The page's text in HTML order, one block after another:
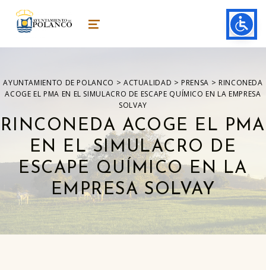
ayuntamiento de polanco
AYUNTAMIENTO DE POLANCO MENU
AYUNTAMIENTO DE POLANCO > ACTUALIDAD > PRENSA > RINCONEDA
ACOGE EL PMA EN EL SIMULACRO DE ESCAPE QUÍMICO EN LA EMPRESA
SOLVAY
RINCONEDA ACOGE EL PMA
EN EL SIMULACRO DE
ESCAPE QUÍMICO EN LA
EMPRESA SOLVAY